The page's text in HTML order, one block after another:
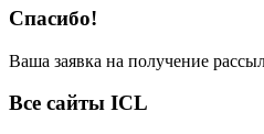
Спасибо!
Ваша заявка на получение
Все сайты ICL